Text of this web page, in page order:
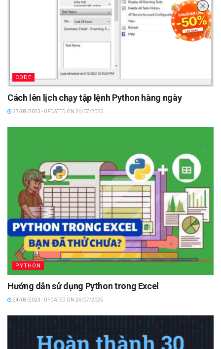
CODE
Cách lên lịch chạy tập lệnh Python hàng ngày
27/08/2023 - UPDATED ON 24/07/2025
PYTHON
Hướng dẫn sử dụng Python trong Excel
24/08/2023 - UPDATED ON 24/07/2025